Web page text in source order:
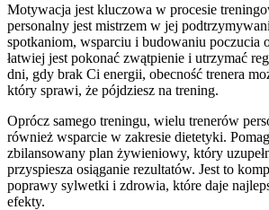
Motywacja jest kluczowa w procesie
personalny jest mistrzem w jej
spotkaniom, wsparciu i budowaniu poczucia
łatwiej jest pokonać zwątpienie i utrzymać
dni, gdy brak Ci energii, obecność trenera
który sprawi, że pójdziesz na trening.
Oprócz samego treningu, wielu trenerów
również wsparcie w zakresie dietetyki.
zbilansowany plan żywieniowy, który
przyspiesza osiąganie rezultatów. Jest to
poprawy sylwetki i zdrowia, które daje
efekty.